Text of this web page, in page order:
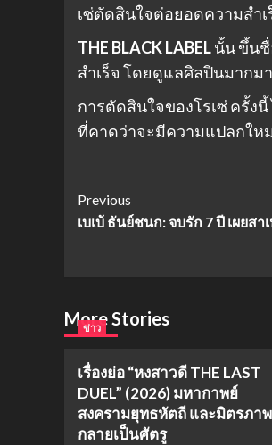
เซ่ตัดสินใจต่อยอดความสำ
THE BLACK LABELนั้น ขึ้นชื่
สำเร็จ โดยดูแลศิลปินมากม
การตัดสินใจของโรเซ่ ครั้ง
ที่คาดว่าจะมีความแปลกให
Post
Navigation
Previous
เบเบ้ ธันย์ชนก: จบรัก 7 ปี เผยสา
More Stories
ข่าว
เรื่องย่อ “หงสาวดี THE LAST
DUEL” (2026) มหากาพย์
สงครามยุทธหัตถี และมิตรภา
กลายเป็นศัตรู